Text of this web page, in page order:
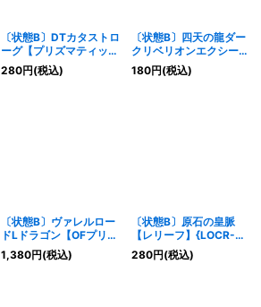
〔状態B〕DTカタストロ
ーグ【プリズマティック
シークレット】{LOCR-
JP022}《モンスター》
280円(税込)
〔状態B〕四天の龍ダー
クリベリオンエクシーズ
ドラゴン【シークレッ
ト】{LOCR-JP015}《エ
180円(税込)
〔状態B〕ヴァレルロー
ドLドラゴン【OFプリズ
マティックシークレッ
ト】{LOCR-JP016}《リ
1,380円(税込)
〔状態B〕原石の皇脈
【レリーフ】{LOCR-
JP076}《魔法》
280円(税込)